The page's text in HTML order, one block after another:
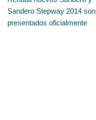
Sandero Stepway 2014 son
presentados oficialmente